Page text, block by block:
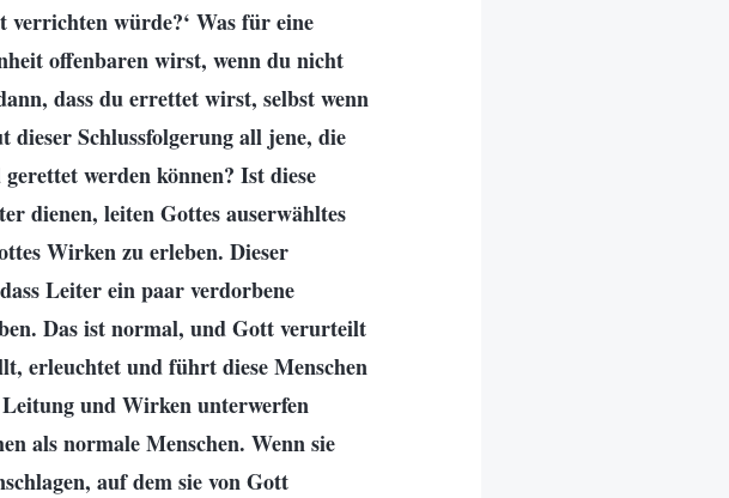
würde?‘ Was für eine
offenbaren wirst, wenn du nicht
dass du errettet wirst, selbst wenn
Schlussfolgerung all jene, die
werden können? Ist diese
dienen, leiten Gottes auserwähltes
Wirken zu erleben. Dieser
Leiter ein paar verdorbene
Das ist normal, und Gott verurteilt
erleuchtet und führt diese Menschen
und Wirken unterwerfen
als normale Menschen. Wenn sie
auf dem sie von Gott